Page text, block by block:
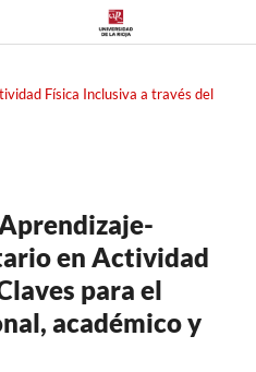
Física Inclusiva a través del
en Actividad
para el
académico y